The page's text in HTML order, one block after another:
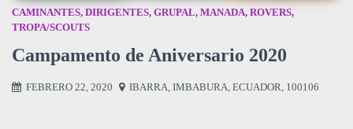
CAMINANTES, DIRIGENTES, GRUPAL, MANADA, ROVERS,
TROPA/SCOUTS
Campamento de Aniversario 2020
FEBRERO 22, 2020 IBARRA IMBABURA ECUADOR 100106